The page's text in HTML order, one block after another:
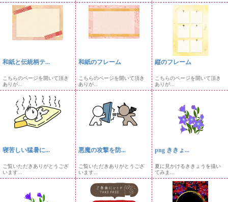
和紙と伝統柄テ...
こちらのページを開いて頂き
ありが...
和紙のフレーム
こちらのページを開いて頂き
ありが...
縦のフレーム
こちらのページを開いて頂き
ありが...
寝苦しい猛暑に...
ご覧いただきありがとうござ
います...
悪魔の攻撃を防...
ご覧いただきありがとうござ
います...
png ききょ...
夏に見かけるききょうを描い
てみま...